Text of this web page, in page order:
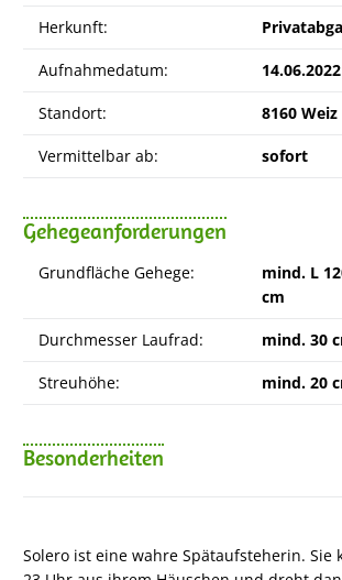
Herkunft:
Aufnahmedatum: 14.06.2022
Standort: 8160 Weiz
Vermittelbar ab: sofort
Gehegeanforderungen
Grundfläche Gehege:
mind. L
cm
Durchmesser Laufrad: mind. 30
Streuhöhe: mind. 20
Besonderheiten
Solero ist eine wahre Spätaufsteherin. Sie